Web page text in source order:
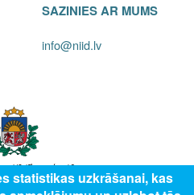
SAZINIES AR MUMS
info@niid.lv
statistikas uzkrāšanai, kas